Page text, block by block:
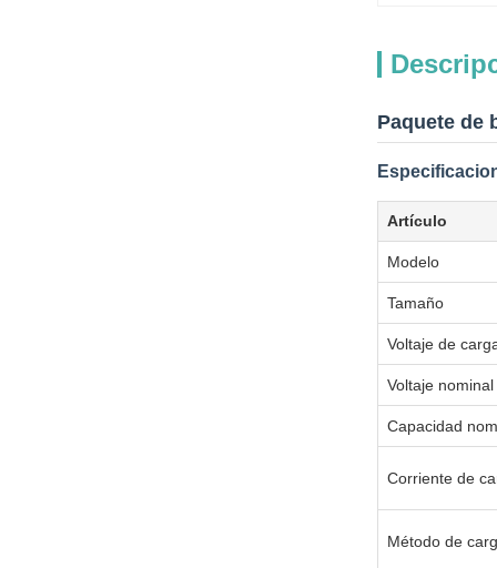
Paquete de
Artículo
Modelo
Tamaño
Voltaje de
Voltaje nominal
Capacidad
Corriente de
Método de